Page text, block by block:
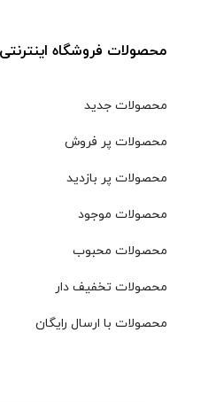
محصولات فروشگاه
محصولات جدید
محصولات پر فروش
محصولات پر بازدید
محصولات موجود
محصولات محبوب
محصولات تخفیف دار
محصولات با ارسال رایگان